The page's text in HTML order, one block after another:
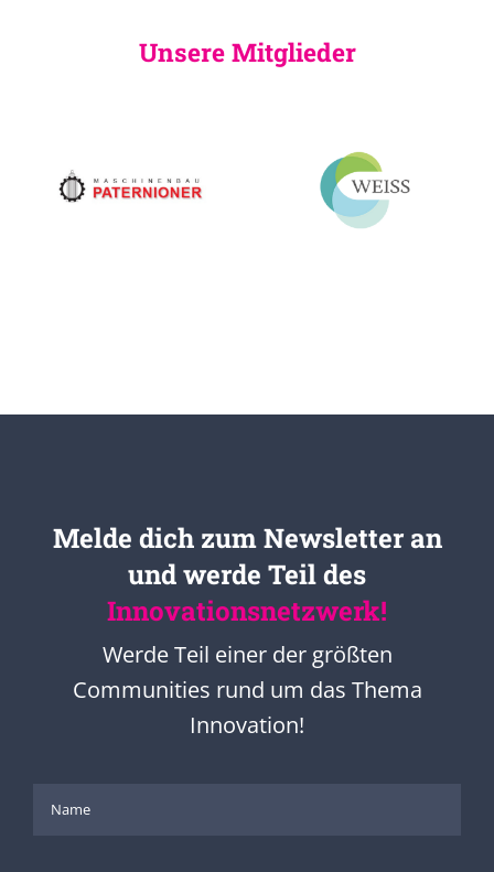
Unsere Mitglieder
Melde dich zum Newsletter an
und werde Teil des
Innovationsnetzwerk!
Werde Teil einer der größten
Communities rund um das Thema
Innovation!